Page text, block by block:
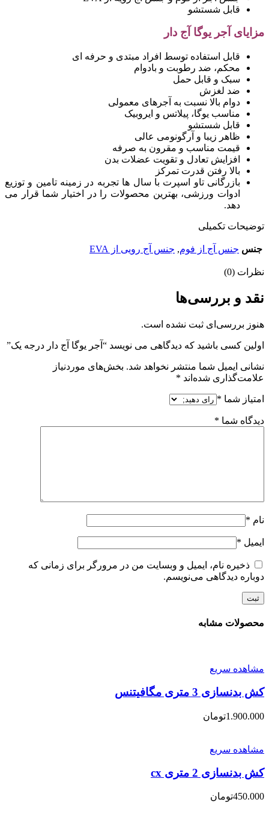
قابل شستشو
مزایای آجر یوگا آج دار
قابل استفاده توسط افراد مبتدی و حرفه ای
محکم، ضد رطوبت و بادوام
سبک و قابل حمل
ضد لغزش
دوام بالا نسبت به آجرهای معمولی
مناسب یوگا، پیلاتس و ایروبیک
قابل شستشو
ظاهر زیبا و آرگونومی عالی
قیمت مناسب و مقرون به صرفه
افزایش تعادل و تقویت عضلات بدن
بالا رفتن قدرت تمرکز
بازرگانی تاو اسپرت با سال ها تجربه در زمینه تامین و توزیع
ادوات ورزشی، بهترین محصولات را در اختیار شما قرار می
دهد.
توضیحات تکمیلی
جنس جنس آج از فوم, جنس آج رویی از EVA
نظرات (0)
نقد و بررسی‌ها
هنوز بررسی‌ای ثبت نشده است.
اولین کسی باشید که دیدگاهی می نویسد “آجر یوگا آج دار درجه یک”
نشانی ایمیل شما منتشر نخواهد شد. بخش‌های موردنیاز
علامت‌گذاری شده‌اند *
امتیاز شما *
دیدگاه شما *
نام *
ایمیل *
ذخیره نام، ایمیل و وبسایت من در مرورگر برای زمانی که
دوباره دیدگاهی می‌نویسم.
محصولات مشابه
مشاهده سریع
کش بدنسازی 3 متری مگافیتنس
تومان1.900.000
مشاهده سریع
کش بدنسازی 2 متری cx
تومان450.000